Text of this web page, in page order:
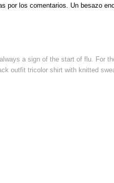
por los comentarios. Un besazo
a sign of the start of flu. For
outfit tricolor shirt with knitted